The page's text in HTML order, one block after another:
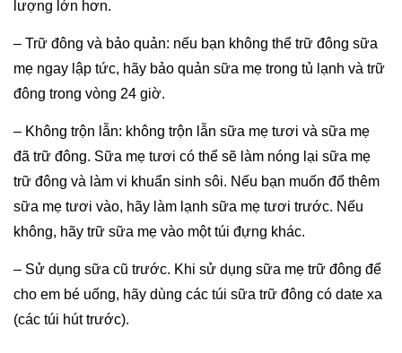
lượng lớn hơn.
– Trữ đông và bảo quản: nếu bạn không thể trữ đông sữa
mẹ ngay lập tức, hãy bảo quản sữa mẹ trong tủ lạnh và trữ
đông trong vòng 24 giờ.
– Không trộn lẫn: không trộn lẫn sữa mẹ tươi và sữa mẹ
đã trữ đông. Sữa mẹ tươi có thể sẽ làm nóng lại sữa mẹ
trữ đông và làm vi khuẩn sinh sôi. Nếu bạn muốn đổ thêm
sữa mẹ tươi vào, hãy làm lạnh sữa mẹ tươi trước. Nếu
không, hãy trữ sữa mẹ vào một túi đựng khác.
– Sử dụng sữa cũ trước. Khi sử dụng sữa mẹ trữ đông để
cho em bé uống, hãy dùng các túi sữa trữ đông có date xa
(các túi hút trước).